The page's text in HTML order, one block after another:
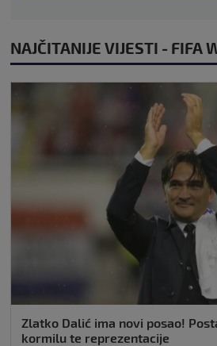
NAJČITANIJE VIJESTI - FIFA
Zlatko Dalić ima novi posao!
kormilu te reprezentacije